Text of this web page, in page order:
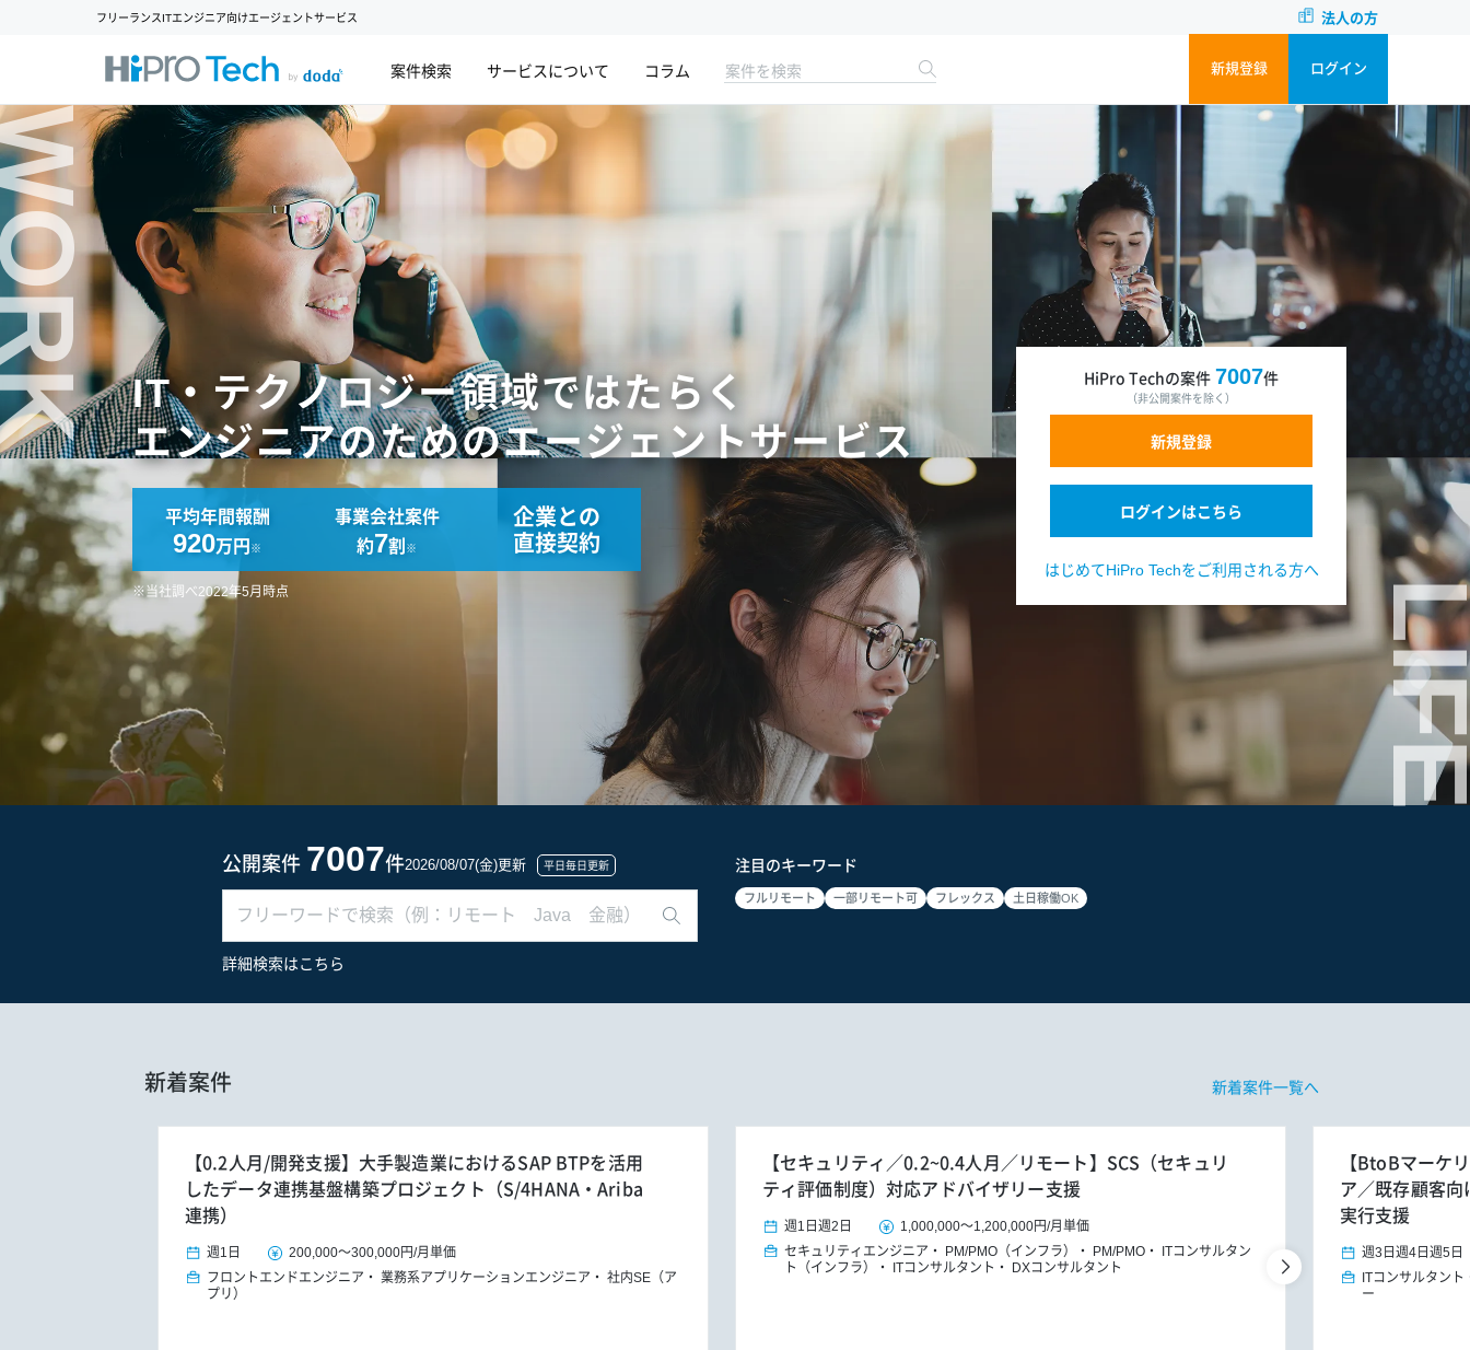
フリーランスITエンジニア向けエージェントサービス 法人の方
新規登録 ログイン
案件検索 サービスについて コラム
IT・テクノロジー領域ではたらく
エンジニアのためのエージェントサービス
平均年間報酬
920万円 ※
事業会社案件
約7割 ※
企業との
直接契約
※当社調べ2022年5月時点
HiPro Techの案件 7007件
（非公開案件を除く）
新規登録
ログインはこちら
はじめてHiPro Techをご利用される方へ
公開案件 7007件2026/08/07(金)更新 平日毎日更新
詳細検索はこちら
注目のキーワード
フルリモート 一部リモート可 フレックス 土日稼働OK
新着案件 新着案件一覧へ
【0.2人月/開発支援】大手製造業におけるSAP BTPを活用
したデータ連携基盤構築プロジェクト（S/4HANA・Ariba
連携）
週1日 200,000～300,000円/月単価
フロントエンドエンジニア
業務系アプリケーションエンジニア
社内SE（ア
プリ）
【セキュリティ／0.2~0.4人月／リモート】SCS（セキュリ
ティ評価制度）対応アドバイザリー支援
週1日 週2日 1,000,000～1,200,000円/月単価
セキュリティエンジニア
PM/PMO（インフラ） PM/PMO
ITコンサルタン
ト（インフラ）
ITコンサルタント DXコンサルタント
【BtoBマーケ
ア／既存顧客
実行支援
週3日 週4日 週5日
ITコンサルタント
ー